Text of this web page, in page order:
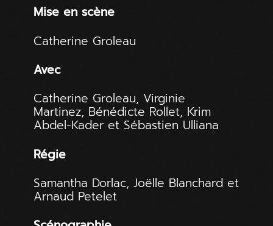
Mise en scène
Catherine Groleau
Avec
Catherine Groleau, Virginie
Martinez, Bénédicte Rollet, Krim
Abdel-Kader et Sébastien Ulliana
Régie
Samantha Dorlac, Joëlle Blanchard et
Arnaud Petelet